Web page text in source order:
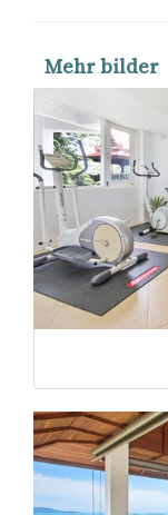
Mehr bilder